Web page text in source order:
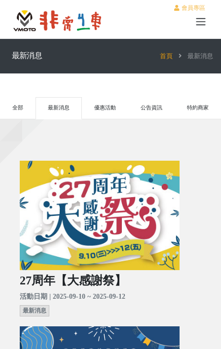
會員專區
最新消息 首頁 最新消息
全部 最新消息 優惠活動 公告資訊 特約商家
27周年【大感謝祭】
活動日期 | 2025-09-10 ~ 2025-09-12
最新消息